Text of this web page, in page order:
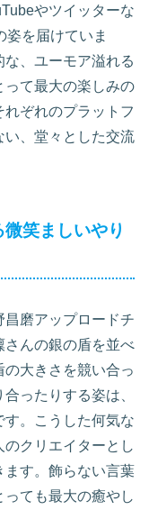
やツイッターな
姿を届けていま
、ユーモア溢れる
って最大の楽しみの
ぞれのプラットフ
い、堂々とした交流
笑ましいやり
磨アップロードチ
さんの銀の盾を並べ
大きさを競い合っ
ったりする姿は、
。こうした何気な
クリエイターとし
ます。飾らない言葉
ても最大の癒やし